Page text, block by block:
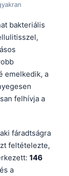
bakteriális
emelkedik, a
felhívja a
fáradtságra
feltételezte,
146
a